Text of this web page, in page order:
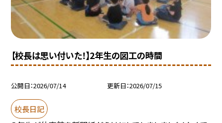
【校長は思い付いた！】2年生の図工の時間
公開日 2026/07/14 更新日 2026/07/15
校長日記